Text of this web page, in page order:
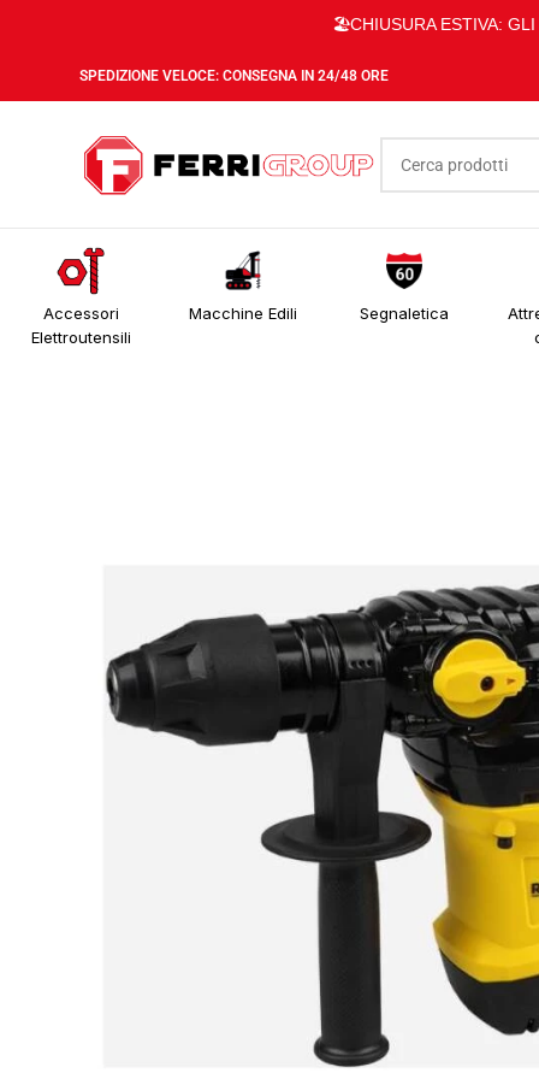
🏖️CHIUSURA ESTIVA: GLI
SPEDIZIONE VELOCE: CONSEGNA IN 24/48 ORE
Accessori
Elettroutensili
Macchine Edili Segnaletica